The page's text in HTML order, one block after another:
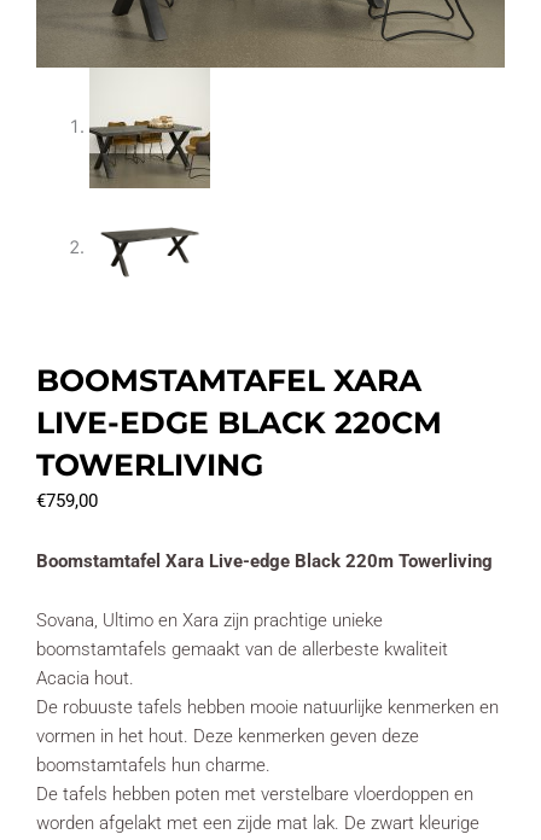
BOOMSTAMTAFEL XARA
LIVE-EDGE BLACK 220CM
TOWERLIVING
€759,00
Boomstamtafel Xara Live-edge Black 220m Towerliving
Sovana, Ultimo en Xara zijn prachtige unieke
boomstamtafels gemaakt van de allerbeste kwaliteit
Acacia hout.
De robuuste tafels hebben mooie natuurlijke kenmerken en
vormen in het hout. Deze kenmerken geven deze
boomstamtafels hun charme.
De tafels hebben poten met verstelbare vloerdoppen en
worden afgelakt met een zijde mat lak. De zwart kleurige